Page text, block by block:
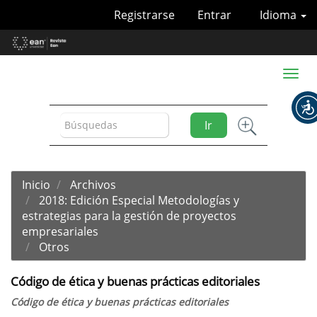
Contenido
principal
Idioma
Registrarse Entrar
Ir
Toggle
Inicio
Archivos
2018: Edición Especial Metodologías y
estrategias para la gestión de proyectos
empresariales
Otros
Código de ética y buenas prácticas editoriales
Código de ética y buenas prácticas editoriales